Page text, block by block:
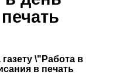
\"Работа в
в печать